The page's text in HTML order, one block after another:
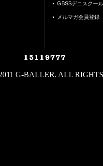
GBSSデコスクール
メルマガ会員登録
G-BALLER. ALL